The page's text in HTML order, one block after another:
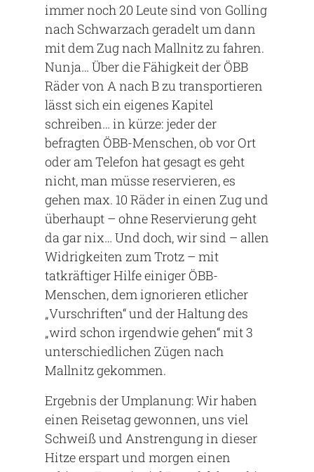
immer noch 20 Leute sind von Golling
nach Schwarzach geradelt um dann
mit dem Zug nach Mallnitz zu fahren.
Nunja… Über die Fähigkeit der ÖBB
Räder von A nach B zu transportieren
lässt sich ein eigenes Kapitel
schreiben… in kürze: jeder der
befragten ÖBB-Menschen, ob vor Ort
oder am Telefon hat gesagt es geht
nicht, man müsse reservieren, es
gehen max. 10 Räder in einen Zug und
überhaupt – ohne Reservierung geht
da gar nix… Und doch, wir sind – allen
Widrigkeiten zum Trotz – mit
tatkräftiger Hilfe einiger ÖBB-
Menschen, dem ignorieren etlicher
„Vurschriften“ und der Haltung des
„wird schon irgendwie gehen“ mit 3
unterschiedlichen Zügen nach
Mallnitz gekommen.
Ergebnis der Umplanung: Wir haben
einen Reisetag gewonnen, uns viel
Schweiß und Anstrengung in dieser
Hitze erspart und morgen einen